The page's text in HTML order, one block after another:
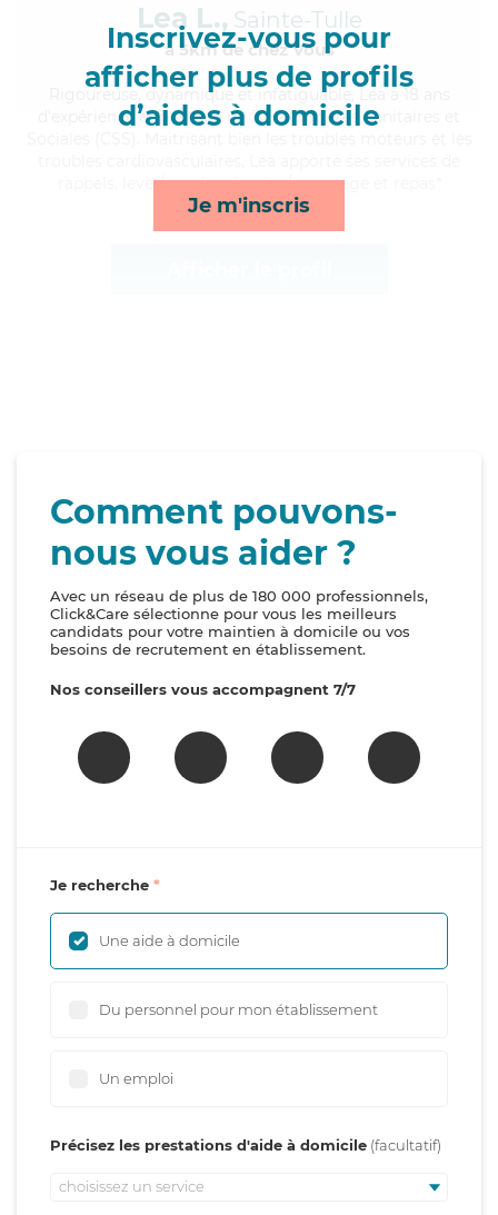
Inscrivez-vous pour
afficher plus de profils
d’aides à domicile
Je m'inscris
Lea L., Sainte-Tulle
à 5km de chez Vous
, dynamique et infatiguable, Lea a 18 ans
d'expérience et possède un BEP Carrières Sanitaires et
rappels, lever/coucher, lessive/repassage et repas*
Comment pouvons-
nous vous aider ?
Avec un réseau de plus de 180 000 professionnels,
Click&Care sélectionne pour vous les meilleurs
candidats pour votre maintien à domicile ou vos
besoins de recrutement en établissement.
Nos conseillers vous accompagnent 7/7
Je recherche
Une aide à domicile
Du personnel pour mon établissement
Un emploi
Précisez les prestations d'aide à domicile
choisissez un service